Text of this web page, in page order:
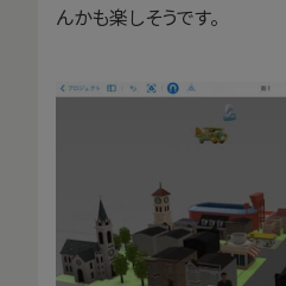
んかも楽しそうです。